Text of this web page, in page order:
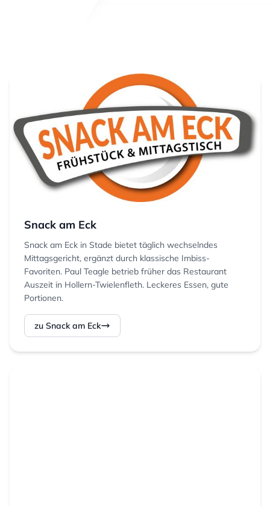
Snack am Eck
Snack am Eck in Stade bietet täglich wechselndes
Mittagsgericht, ergänzt durch klassische Imbiss-
Favoriten. Paul Teagle betrieb früher das Restaurant
Auszeit in Hollern-Twielenfleth. Leckeres Essen, gute
Portionen.
zu Snack am Eck